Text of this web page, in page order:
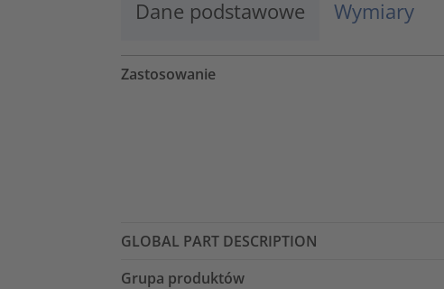
powered byUsercentrics Consent
Dane podstawowe Wymiary
Zastosowanie
GLOBAL PART DESCRIPTION
Grupa produktów